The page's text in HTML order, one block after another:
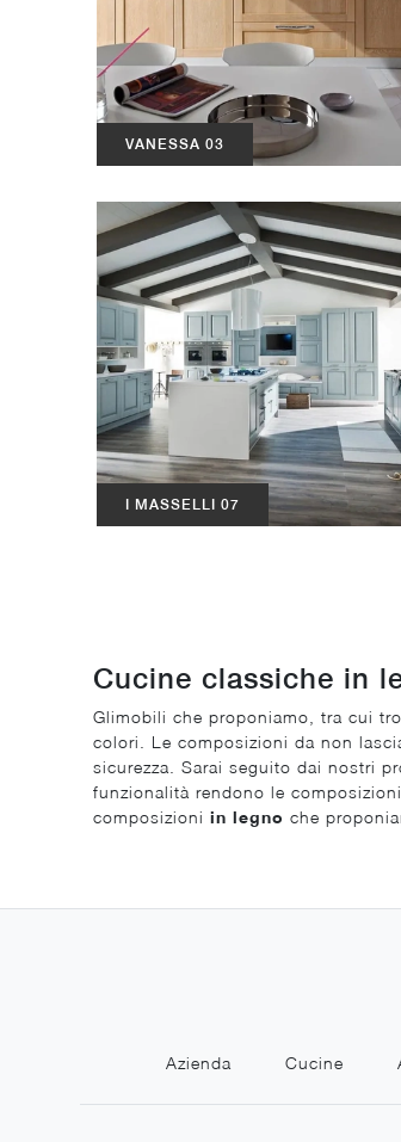
VANESSA 03
I MASSELLI 07
Cucine classiche in
Glimobili che proponiamo, tra cui
colori. Le composizioni da non
sicurezza. Sarai seguito dai nostri
funzionalità rendono le
composizioni in legno che
Azienda Cucine